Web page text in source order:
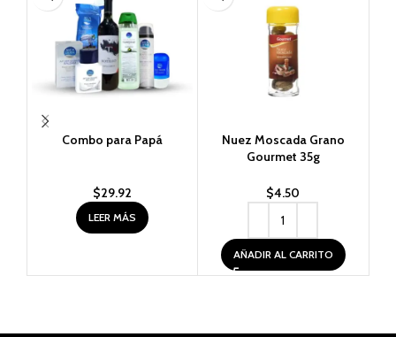
Combo para Papá
$29.92
LEER MÁS
Nuez Moscada Grano
Gourmet 35g
$4.50
AÑADIR AL CARRITO